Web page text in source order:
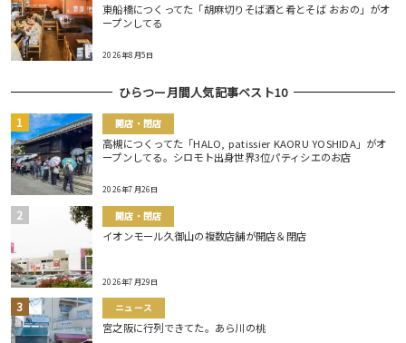
東船橋につくってた「胡麻切りそば酒と肴とそば おおの」がオ
ープンしてる
2026年8月5日
ひらつー月間人気記事ベスト10
開店・閉店
高槻につくってた「HALO, patissier KAORU YOSHIDA」がオ
ープンしてる。シロモト出身世界3位パティシエのお店
2026年7月26日
開店・閉店
イオンモール久御山の複数店舗が開店＆閉店
2026年7月29日
ニュース
宮之阪に行列できてた。あら川の桃